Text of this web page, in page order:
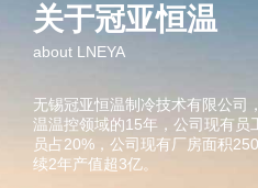
关于冠亚恒温
about LNEYA
无锡冠亚恒温制冷技术有限公司
温温控领域的15年，公司现有员
员占20%，公司现有厂房面积
续2年产值超3亿。